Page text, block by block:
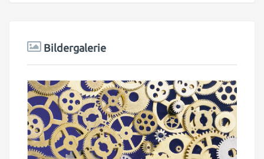
Bildergalerie